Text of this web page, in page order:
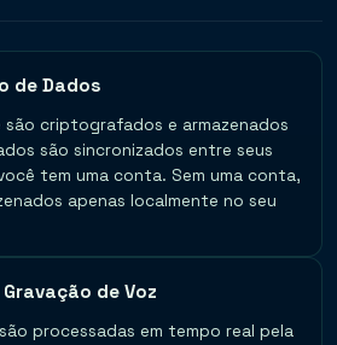
de Dados
são criptografados e armazenados
são sincronizados entre seus
tem uma conta. Sem uma conta,
apenas localmente no seu
de Voz
processadas em tempo real pela